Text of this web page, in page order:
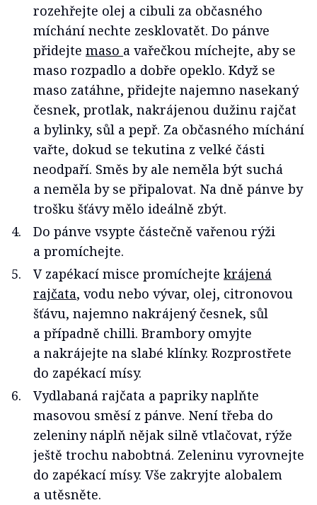
rozehřejte olej a cibuli za občasného
míchání nechte zesklovatět. Do pánve
přidejte maso a vařečkou míchejte, aby se
maso rozpadlo a dobře opeklo. Když se
maso zatáhne, přidejte najemno nasekaný
česnek, protlak, nakrájenou dužinu rajčat
a bylinky, sůl a pepř. Za občasného míchání
vařte, dokud se tekutina z velké části
neodpaří. Směs by ale neměla být suchá
a neměla by se připalovat. Na dně pánve by
trošku šťávy mělo ideálně zbýt.
Do pánve vsypte částečně vařenou rýži
a promíchejte.
V zapékací misce promíchejte krájená
rajčata, vodu nebo vývar, olej, citronovou
šťávu, najemno nakrájený česnek, sůl
a případně chilli. Brambory omyjte
a nakrájejte na slabé klínky. Rozprostřete
do zapékací mísy.
Vydlabaná rajčata a papriky naplňte
masovou směsí z pánve. Není třeba do
zeleniny náplň nějak silně vtlačovat, rýže
ještě trochu nabobtná. Zeleninu vyrovnejte
do zapékací mísy. Vše zakryjte alobalem
a utěsněte.